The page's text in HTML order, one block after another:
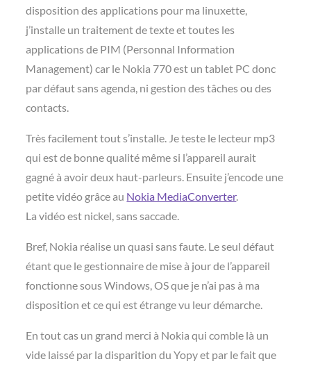
disposition des applications pour ma linuxette,
j’installe un traitement de texte et toutes les
applications de PIM (Personnal Information
Management) car le Nokia 770 est un tablet PC donc
par défaut sans agenda, ni gestion des tâches ou des
contacts.
Très facilement tout s’installe. Je teste le lecteur mp3
qui est de bonne qualité même si l’appareil aurait
gagné à avoir deux haut-parleurs. Ensuite j’encode une
petite vidéo grâce au Nokia MediaConverter.
La vidéo est nickel, sans saccade.
Bref, Nokia réalise un quasi sans faute. Le seul défaut
étant que le gestionnaire de mise à jour de l’appareil
fonctionne sous Windows, OS que je n’ai pas à ma
disposition et ce qui est étrange vu leur démarche.
En tout cas un grand merci à Nokia qui comble là un
vide laissé par la disparition du Yopy et par le fait que